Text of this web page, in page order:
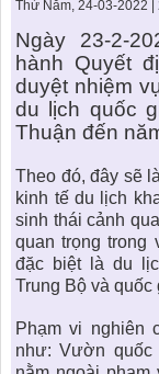
THÀNH ĐÔNG
BẮC
THƯ VIỆN
LIÊN HỆ & GIẢI
KIẾN TRÚC &
TIN TỨC CÔNG
TIN TỨC TỔNG
Thứ Năm, 24-03-2022 |
Ngày 23-2-
hành Quyết
duyệt nhiệm
du lịch quốc
Thuận đến
Theo đó, đây sẽ
kinh tế du lịch
sinh thái cảnh
quan trọng trong
đặc biệt là du
Trung Bộ và quốc
Phạm vi nghiên
như:Vườn quốc